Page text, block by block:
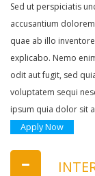
Sed ut perspiciatis
accusantium
quae ab illo
explicabo. Nemo
odit aut fugit, sed
voluptatem sequi
ipsum quia dolor sit
Apply Now